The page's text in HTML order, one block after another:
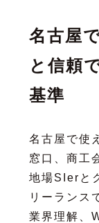
名古屋
と信頼
基準
名古屋で使
窓口、商工
地場SIerと
リーランス
業界理解、